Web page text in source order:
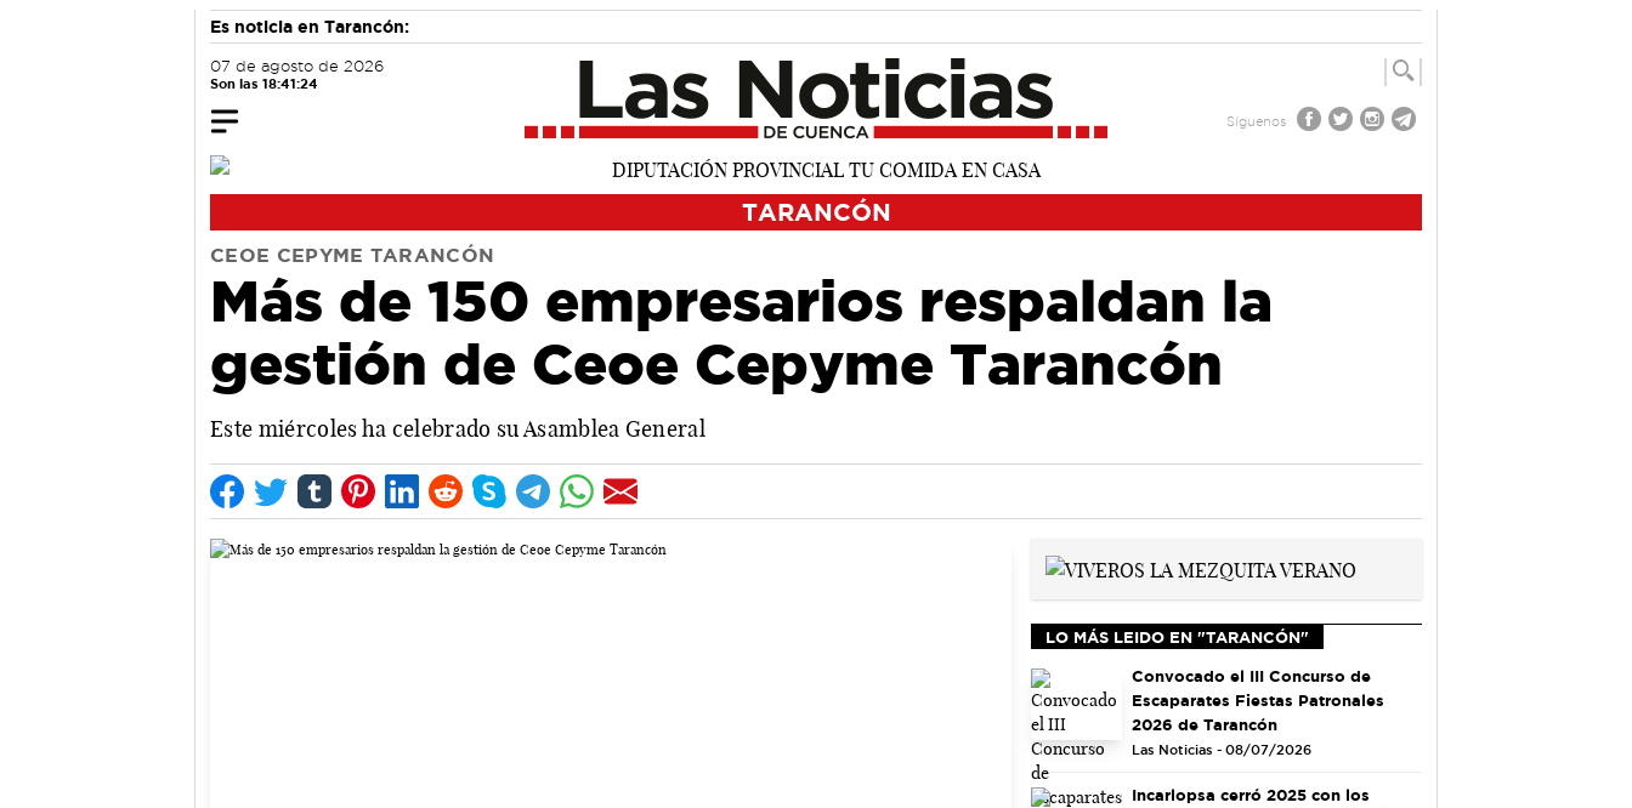
Es noticia en Tarancón:
07 de agosto de 2026
Son las 18:41:24
Síguenos
TARANCÓN
CEOE CEPYME TARANCÓN
Más de 150 empresarios respaldan la
gestión de Ceoe Cepyme Tarancón
Este miércoles ha celebrado su Asamblea General
LO MÁS LEIDO EN "TARANCÓN"
Convocado el III Concurso de
Escaparates Fiestas Patronales
2026 de Tarancón
Las Noticias - 08/07/2026
Incarlopsa cerró 2025 con los